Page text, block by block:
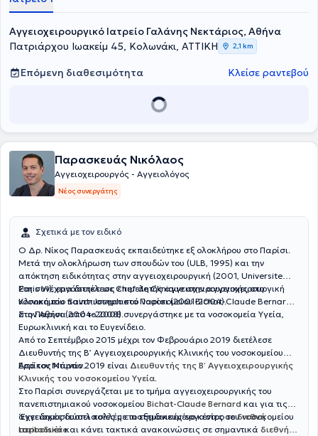
Αγγειοχειρουργικό Ιατρείο Γαλάνης Νεκτάριος, Αθήνα
Πατριάρχου Ιωακείμ 45, Κολωνάκι, ΑΤΤΙΚΗ
2,1 km
Επόμενη διαθεσιμότητα Κλείσε ραντεβού
Παρασκευάς Νικόλαος
Αγγειοχειρουργός - Αγγειολόγος
Νέος συνεργάτης
Σχετικά με τον ειδικό
Ο Δρ. Νίκος Παρασκευάς εκπαιδεύτηκε εξ ολοκλήρου στο Παρίσι.
Μετά την ολοκλήρωση των σπουδών του (ULB, 1995) και την
απόκτηση ειδικότητας στην αγγειοχειρουργική (2001, Universite
Paris VI), εργάστηκε ως επιμελητής αγγειοχειρουργικής στο
νοσοκομείο Saint-Joseph στο Παρίσι (2001-2004).
Στη συνέχεια διετέλεσε Chef de Clinique στην αγγειοχειρουργική
Κλινική του πανεπιστημιακού νοσοκομείου Bichat-Claude Bernard
στο Παρίσι (2004-2008).
Στην Αθήνα από το 2008 συνεργάστηκε με τα νοσοκομεία Υγεία,
Ευρωκλινική και το Ευγενίδειο.
Από το Σεπτέμβριο 2015 μέχρι τον Φεβρουάριο 2019 διετέλεσε
Διευθυντής της Β’ Αγγειοχειρουργικής Κλινικής του νοσοκομείου
Ερρίκος Ντυνάν.
Από τον Μάρτιο 2019 είναι Διευθυντής της Β’ Αγγειοχειρουργικής
Κλινικής του νοσοκομείου Υγεία.
Στο Παρίσι συνεργάζεται με το τμήμα αγγειοχειρουργικής του
πανεπιστημιακού νοσοκομείου Bichat-Claude Bernard και για τις
αγγειακές δυσπλασίες με το εξειδικευμένο κέντρο του νοσοκομείου
Lariboisière.
‘Εχει δημοσιεύσει πολλές επιστημονικές εργασίες σεδιεθνή
περιοδικάκαι κάνει τακτικά ανακοινώσεις σε σημαντικά διεθνή